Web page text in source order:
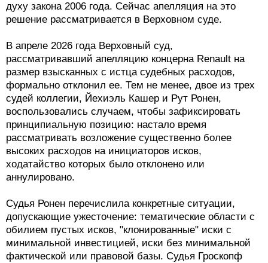
духу закона 2006 года. Сейчас апелляция на это
решение рассматривается в Верховном суде.
В апреле 2026 года Верховный суд,
рассматривавший апелляцию концерна Renault на
размер взысканных с истца судебных расходов,
формально отклонил ее. Тем не менее, двое из трех
судей коллегии, Йехиэль Кашер и Рут Ронен,
воспользовались случаем, чтобы зафиксировать
принципиальную позицию: настало время
рассматривать возложение существенно более
высоких расходов на инициаторов исков,
ходатайство которых было отклонено или
аннулировано.
Судья Ронен перечислила конкретные ситуации,
допускающие ужесточение: тематические области с
обилием пустых исков, "клонированные" иски с
минимальной инвестицией, иски без минимальной
фактической или правовой базы. Судья Гроскопф